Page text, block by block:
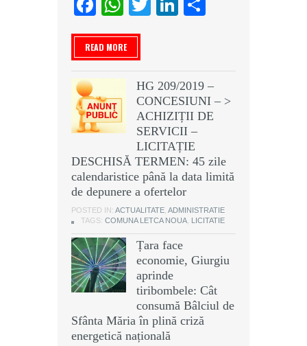
READ MORE
HG 209/2019 –
CONCESIUNI – >
ACHIZIȚII DE
SERVICII –
LICITAȚIE
DESCHISĂ TERMEN: 45 zile
calendaristice până la data limită
de depunere a ofertelor
POSTED IN: ACTUALITATE ADMINISTRATIE
TAGS: COMUNA LETCA NOUA LICITATIE
Țara face
economie, Giurgiu
aprinde
tiribombele: Cât
consumă Bâlciul de
Sfânta Măria în plină criză
energetică națională